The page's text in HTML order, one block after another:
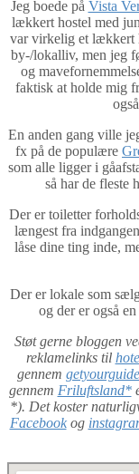
Jeg boede på Vista
lækkert hostel med
var virkelig et lækkert
by-/lokalliv, men jeg
og
faktisk at holde mig
En anden gang ville
fx på de populære
som alle ligger i
så har de fleste
Der er toiletter
længest fra
låse dine ting inde,
Der er lokale som
og der er også
Støt gerne bloggen
reklamelinks til
gennem
gennem Friluftsland*
*). Det koster
Facebookog